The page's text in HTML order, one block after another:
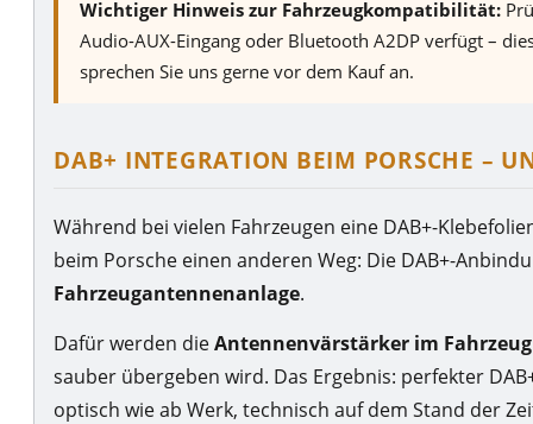
Wichtiger Hinweis zur Fahrzeugkompatibilität:
Audio-AUX-Eingang oder Bluetooth A2DP verfügt –
sprechen Sie uns gerne vor dem Kauf an.
DAB+ INTEGRATION BEIM PORSCHE –
Während bei vielen Fahrzeugen eine DAB+-
beim Porsche einen anderen Weg: Die DAB+-
Fahrzeugantennenanlage.
Dafür werden dieAntennenvärstärker im
sauber übergeben wird. Das Ergebnis: perfekter
optisch wie ab Werk, technisch auf dem Stand der